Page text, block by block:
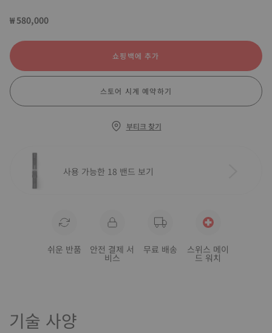
₩ 580,000
쇼핑백에 추가
스토어 시계 예약하기
부티크 찾기
사용 가능한 18 밴드 보기
쉬운 반품 안전 결제 서
비스
무료 배송 스위스 메이
드 워치
기술 사양